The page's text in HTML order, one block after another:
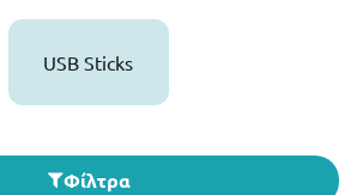
USB Sticks
Φίλτρα